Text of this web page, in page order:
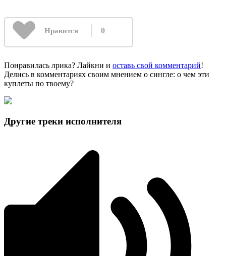
Нравится 0
Понравилась лрика? Лайкни и оставь свой комментарий!
Делись в комментариях своим мнением о сингле: о чем эти
куплеты по твоему?
Другие треки исполнителя